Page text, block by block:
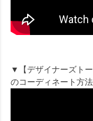
▼【デザイナーズト
のコーディネート方法